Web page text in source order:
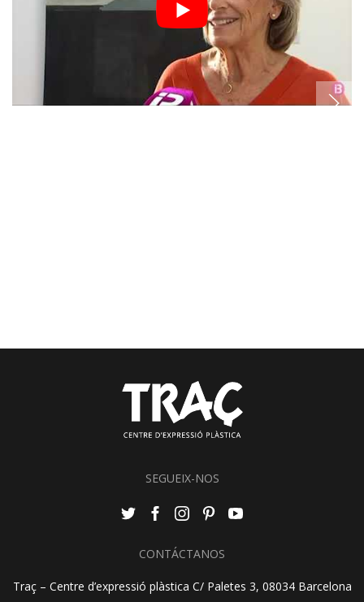
SEGUEIX-NOS
CONTÁCTANOS
Traç – Centre d’expressió plàstica C/ Paletes 3, 08034 Barcelona